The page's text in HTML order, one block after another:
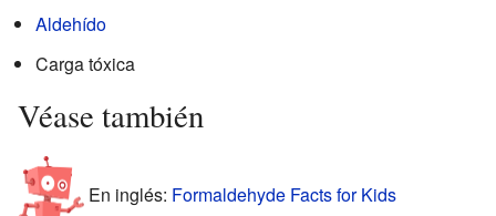
Aldehído
Carga tóxica
Véase también
En inglés: Formaldehyde Facts for Kids